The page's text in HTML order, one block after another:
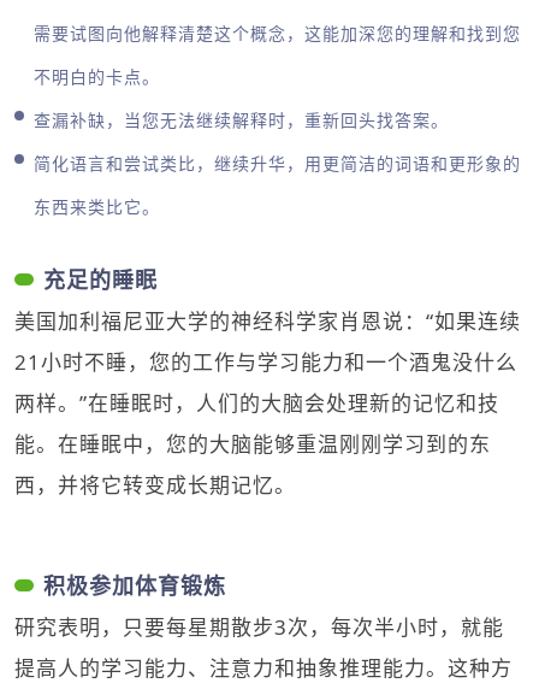
需要试图向他解释清楚这个概念，这能加深您的理解和找到您
不明白的卡点。
查漏补缺，当您无法继续解释时，重新回头找答案。
简化语言和尝试类比，继续升华，用更简洁的词语和更形象的
东西来类比它。
充足的睡眠
美国加利福尼亚大学的神经科学家肖恩说：“如果连续
21小时不睡，您的工作与学习能力和一个酒鬼没什么
两样。”在睡眠时，人们的大脑会处理新的记忆和技
能。在睡眠中，您的大脑能够重温刚刚学习到的东
西，并将它转变成长期记忆。
积极参加体育锻炼
研究表明，只要每星期散步3次，每次半小时，就能
提高人的学习能力、注意力和抽象推理能力。这种方